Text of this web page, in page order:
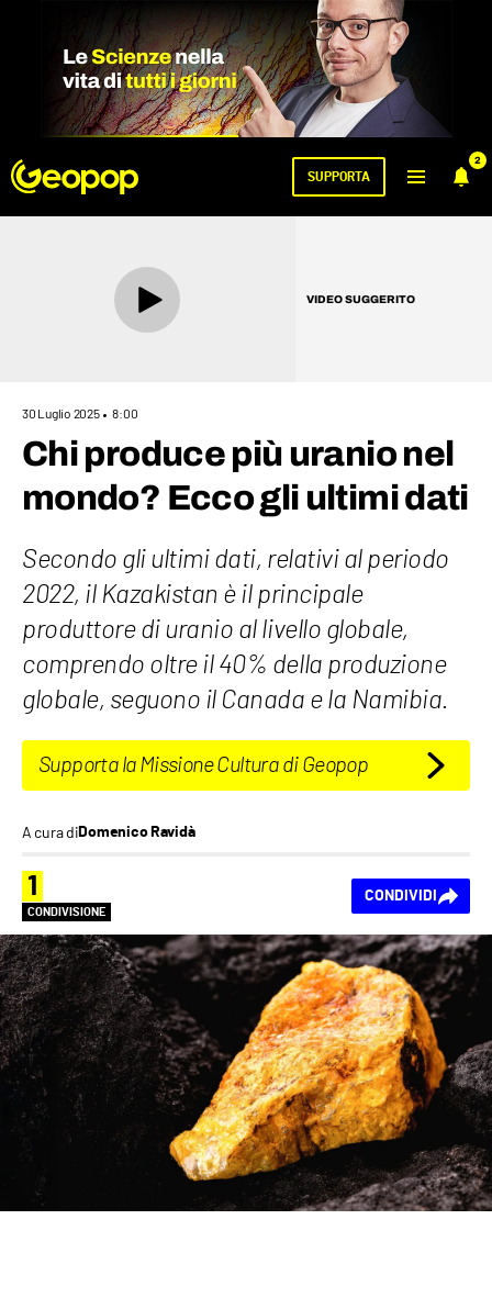
2
SUPPORTA
VIDEO SUGGERITO
30 Luglio 2025 8:00
Chi produce più uranio nel
mondo? Ecco gli ultimi dati
Secondo gli ultimi dati, relativi al periodo
2022, il Kazakistan è il principale
produttore di uranio al livello globale,
comprendo oltre il 40% della produzione
globale, seguono il Canada e la Namibia.
Supporta la Missione Cultura di Geopop
A cura diDomenico Ravidà
1
CONDIVISIONE
CONDIVIDI